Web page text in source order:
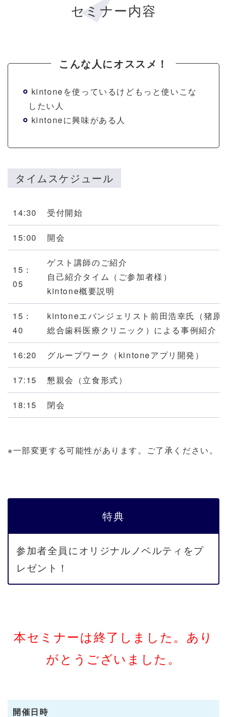
セミナー内容
こんな人にオススメ！
kintoneを使っているけどもっと使いこな
したい人
kintoneに興味がある人
タイムスケジュール
14:30 受付開始
15:00 開会
15：
05
ゲスト講師のご紹介
自己紹介タイム（ご参加者様）
kintone概要説明
15：
40
kintoneエバンジェリスト前田浩幸氏（猪原
総合歯科医療クリニック）による事例紹介
16:20 グループワーク（kintoneアプリ開発）
17:15 懇親会（立食形式）
18:15 閉会
※一部変更する可能性があります。ご了承ください。
特典
参加者全員にオリジナルノベルティをプ
レゼント！
本セミナーは終了しました。あり
がとうございました。
開催日時